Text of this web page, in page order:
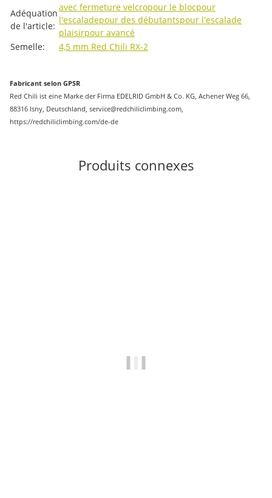
Adéquation
de l'article:
avec fermeture velcropour le blocpour
l'escaladepour des débutantspour l'escalade
plaisirpour avancé
Semelle:
4,5 mm Red Chili RX-2
Fabricant selon GPSR
Red Chili ist eine Marke der Firma EDELRID GmbH & Co. KG, Achener Weg 66,
88316 Isny, Deutschland, service@redchiliclimbing.com,
https://redchiliclimbing.com/de-de
Produits connexes